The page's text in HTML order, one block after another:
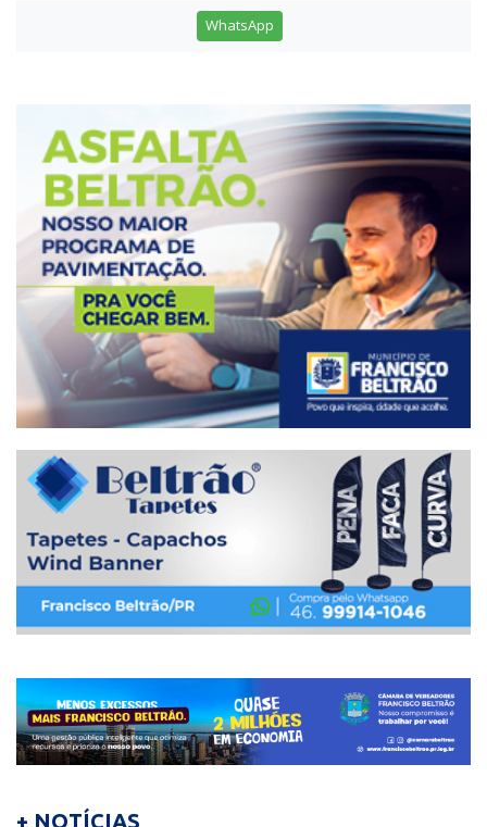
WhatsApp
+ NOTÍCIAS